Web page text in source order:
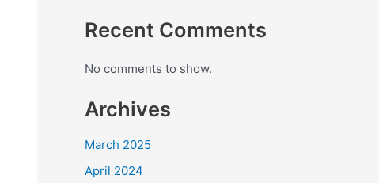
Recent Comments
No comments to show.
Archives
March 2025
April 2024